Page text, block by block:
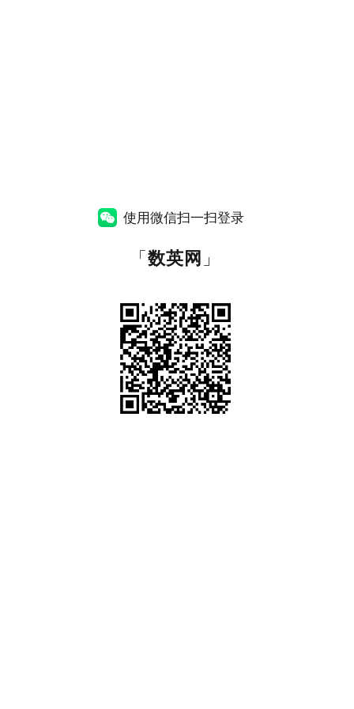
使用微信扫一扫登录
「数英网 」